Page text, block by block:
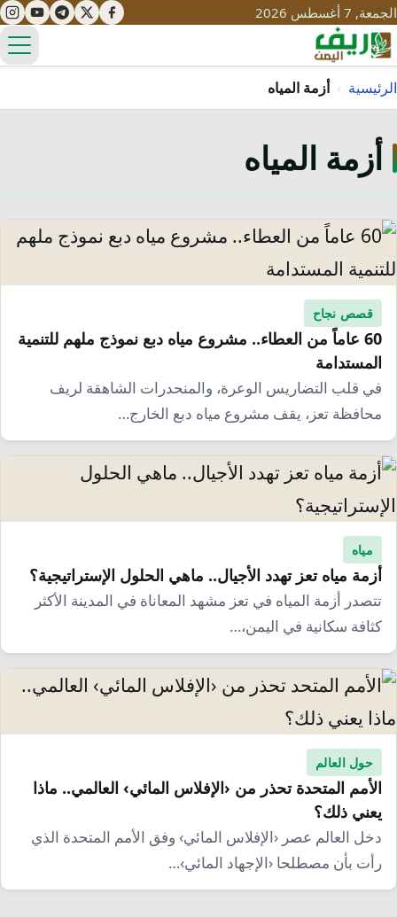
الجمعة, 7 أغسطس 2026
صحة
مياه
قصص نجاح
مبادرات
سياحة
تراث
ثقافة
التغير المناخي
محميات
التلوث
تحديات
حلول
إرشاد زراعي
نساء
قضايا
معيشة
قصة
انفوجرافيك
تقارير صور
فيديو
الرئيسية › أزمة المياه
أزمة المياه
قصص نجاح
​60 عاماً من العطاء.. مشروع مياه دبع نموذج ملهم للتنمية
المستدامة
​في قلب التضاريس الوعرة، والمنحدرات الشاهقة لريف
محافظة تعز، يقف مشروع مياه دبع الخارج…
مياه
أزمة مياه تعز تهدد الأجيال.. ماهي الحلول الإستراتيجية؟
تتصدر أزمة المياه في تعز مشهد المعاناة في المدينة الأكثر
كثافة سكانية في اليمن،…
حول العالم
الأمم المتحدة تحذر من ‹الإفلاس المائي› العالمي.. ماذا
يعني ذلك؟
دخل العالم عصر ‹الإفلاس المائي› وفق الأمم المتحدة الذي
رأت بأن مصطلحا ‹الإجهاد المائي›…